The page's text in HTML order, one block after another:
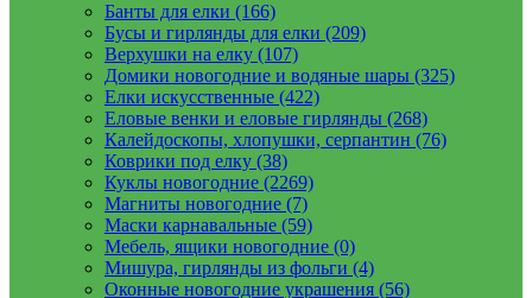
Банты для елки (166)
Бусы и гирлянды для елки (209)
Верхушки на елку (107)
Домики новогодние и водяные шары (325)
Елки искусственные (422)
Еловые венки и еловые гирлянды (268)
Калейдоскопы, хлопушки, серпантин (76)
Коврики под елку (38)
Куклы новогодние (2269)
Магниты новогодние (7)
Маски карнавальные (59)
Мебель, ящики новогодние (0)
Мишура, гирлянды из фольги (4)
Оконные новогодние украшения (56)